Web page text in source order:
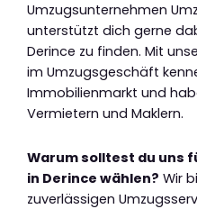
Umzugsunternehmen
unterstützt dich gerne
Derince zu finden. Mit
im Umzugsgeschäft
Immobilienmarkt und
Vermietern und Maklern.
Warum solltest du uns
in Derince wählen? Wir
zuverlässigen